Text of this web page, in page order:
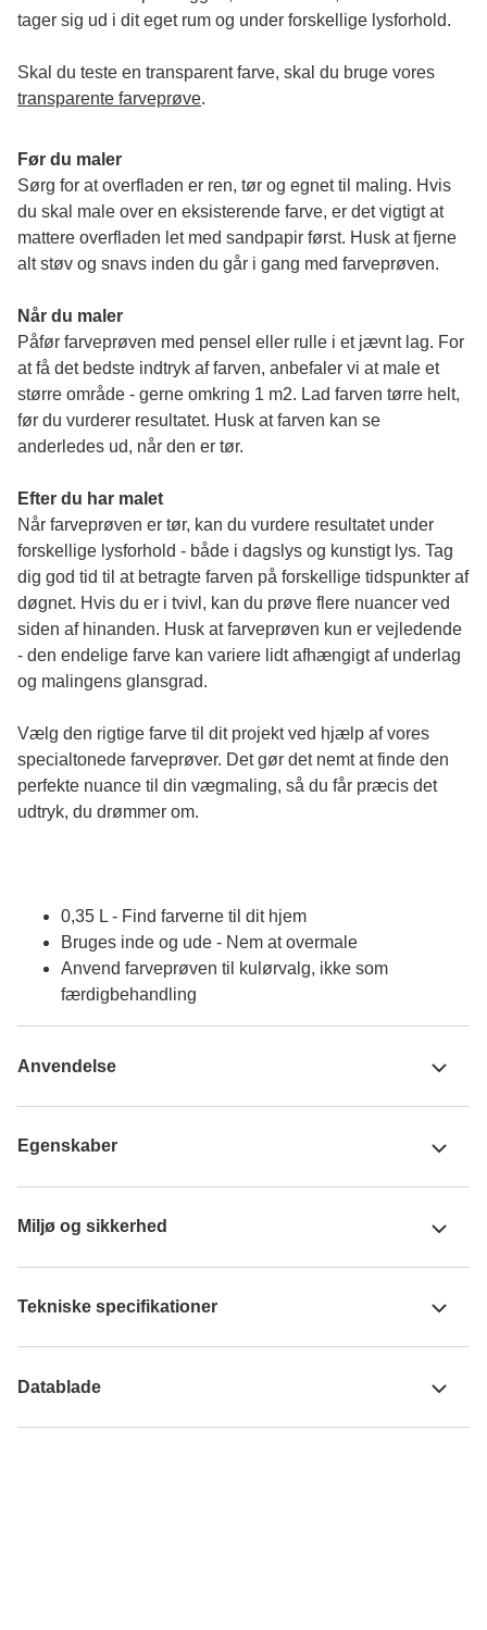
tager sig ud i dit eget rum og under forskellige lysforhold.
transparente farveprøve.
Før du maler
Sørg for at overfladen er ren, tør og egnet til maling. Hvis
du skal male over en eksisterende farve, er det vigtigt at
mattere overfladen let med sandpapir først. Husk at fjerne
alt støv og snavs inden du går i gang med farveprøven.
Når du maler
Påfør farveprøven med pensel eller rulle i et jævnt lag. For
at få det bedste indtryk af farven, anbefaler vi at male et
større område - gerne omkring 1 m2. Lad farven tørre helt,
før du vurderer resultatet. Husk at farven kan se
anderledes ud, når den er tør.
Efter du har malet
Når farveprøven er tør, kan du vurdere resultatet under
forskellige lysforhold - både i dagslys og kunstigt lys. Tag
dig god tid til at betragte farven på forskellige tidspunkter af
døgnet. Hvis du er i tvivl, kan du prøve flere nuancer ved
siden af hinanden. Husk at farveprøven kun er vejledende
- den endelige farve kan variere lidt afhængigt af underlag
og malingens glansgrad.
Vælg den rigtige farve til dit projekt ved hjælp af vores
specialtonede farveprøver. Det gør det nemt at finde den
perfekte nuance til din vægmaling, så du får præcis det
udtryk, du drømmer om.
0,35 L - Find farverne til dit hjem
Bruges inde og ude - Nem at overmale
Anvend farveprøven til kulørvalg, ikke som
færdigbehandling
Anvendelse
Egenskaber
Miljø og sikkerhed
Tekniske specifikationer
Datablade